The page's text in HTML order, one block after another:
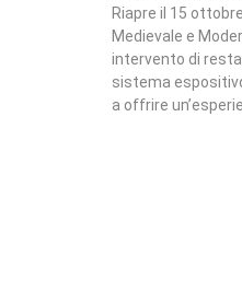
Riapre il 15
Medievale e
intervento di
sistema
a offrire